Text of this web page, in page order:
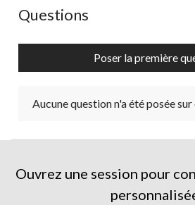
Aucune question n'a été posée sur ce
Questions
Poser la première
Aucune question n'a été posée
Ouvrez une session pour